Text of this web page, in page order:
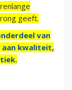
geeft.
van
aan kwaliteit,